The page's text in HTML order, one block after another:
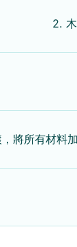
2.
將所有材料